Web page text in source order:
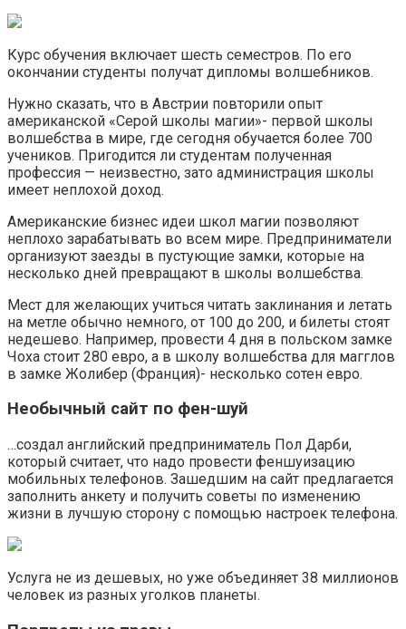
Курс обучения включает шесть семестров. По его
окончании студенты получат дипломы волшебников.
Нужно сказать, что в Австрии повторили опыт
американской «Серой школы магии»- первой школы
волшебства в мире, где сегодня обучается более 700
учеников. Пригодится ли студентам полученная
профессия — неизвестно, зато администрация школы
имеет неплохой доход.
Американские бизнес идеи школ магии позволяют
неплохо зарабатывать во всем мире. Предприниматели
организуют заезды в пустующие замки, которые на
несколько дней превращают в школы волшебства.
Мест для желающих учиться читать заклинания и летать
на метле обычно немного, от 100 до 200, и билеты стоят
недешево. Например, провести 4 дня в польском замке
Чоха стоит 280 евро, а в школу волшебства для магглов
в замке Жолибер (Франция)- несколько сотен евро.
Необычный сайт по фен-шуй
…создал английский предприниматель Пол Дарби,
который считает, что надо провести феншуизацию
мобильных телефонов. Зашедшим на сайт предлагается
заполнить анкету и получить советы по изменению
жизни в лучшую сторону с помощью настроек телефона.
Услуга не из дешевых, но уже объединяет 38 миллионов
человек из разных уголков планеты.